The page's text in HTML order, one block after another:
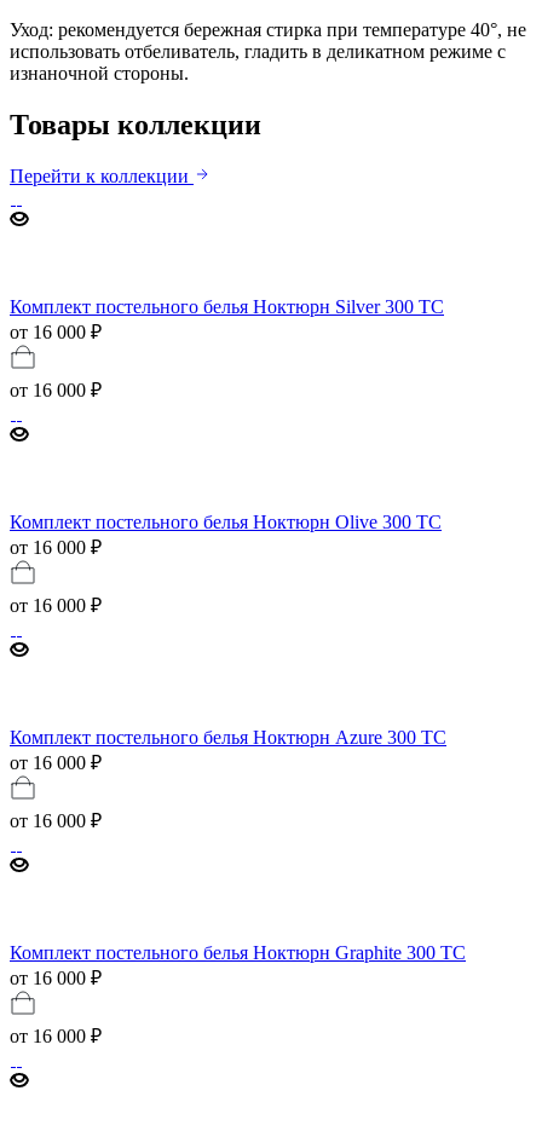
Уход: рекомендуется бережная стирка при температуре 40°, не
использовать отбеливатель, гладить в деликатном режиме с
изнаночной стороны.
Товары коллекции
Перейти к коллекции
Комплект постельного белья Ноктюрн Silver 300 ТС
от 16 000 ₽
от 16 000 ₽
Комплект постельного белья Ноктюрн Olive 300 ТС
от 16 000 ₽
от 16 000 ₽
Комплект постельного белья Ноктюрн Azure 300 ТС
от 16 000 ₽
от 16 000 ₽
Комплект постельного белья Ноктюрн Graphite 300 ТС
от 16 000 ₽
от 16 000 ₽